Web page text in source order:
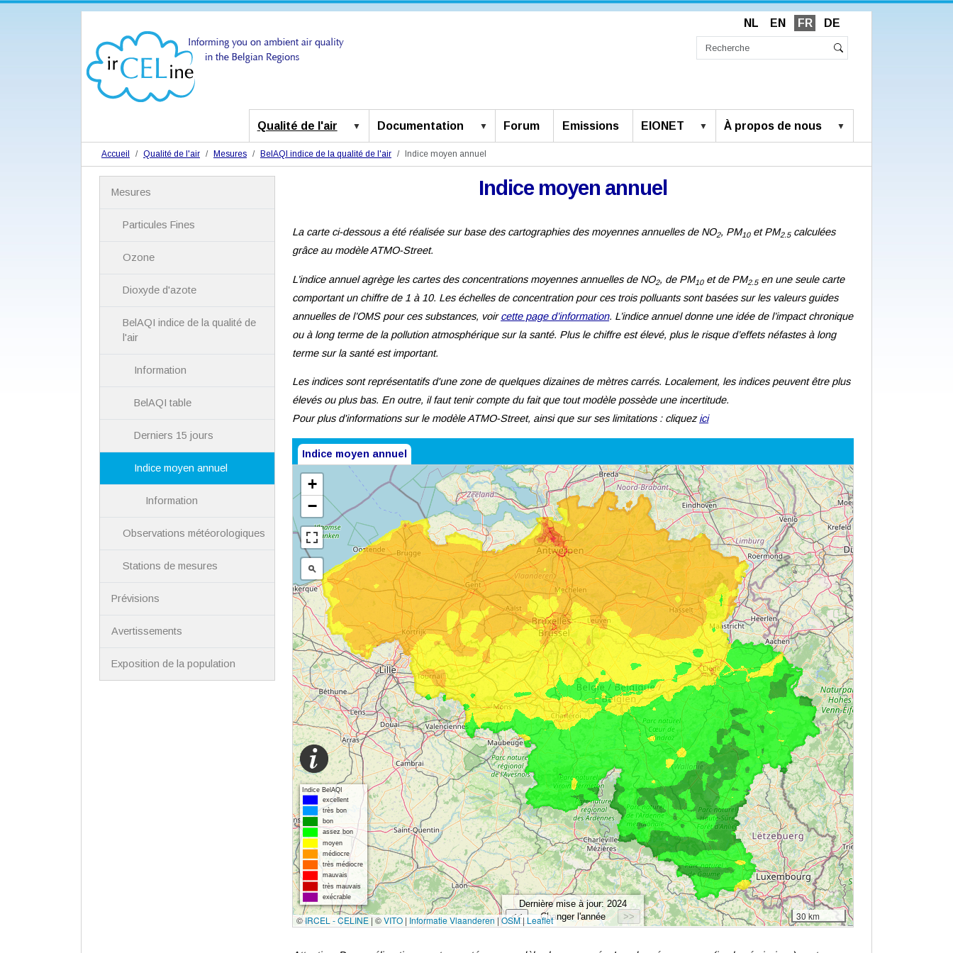
NL EN FR DE
Qualité de l'air Documentation Forum Emissions EIONET À propos de nous
Accueil Qualité de l'air Mesures BelAQI indice de la qualité de l'air Indice moyen annuel
Indice moyen annuel
La carte ci-dessous a été réalisée sur base des cartographies des moyennes annuelles de NO2, PM10et PM2.5calculées
grâce au modèle ATMO-Street.
L’indice annuel agrège les cartes des concentrations moyennes annuelles de NO2, de PM10et de PM2.5en une seule carte
comportant un chiffre de 1 à 10. Les échelles de concentration pour ces trois polluants sont basées sur les valeurs guides
annuelles de l’OMS pour ces substances, voircette page d’information. L’indice annuel donne une idée de l’impact chronique
ou à long terme de la pollution atmosphérique sur la santé. Plus le chiffre est élevé, plus le risque d’effets néfastes à long
terme sur la santé est important.
Les indices sont représentatifs d'une zone de quelques dizaines de mètres carrés. Localement, les indices peuvent être plus
élevés ou plus bas. En outre, il faut tenir compte du fait que tout modèle possède une incertitude.
Pour plus d'informations sur le modèle ATMO-Street, ainsi que sur ses limitations : cliquezici
Indice moyen annuel
Mesures
Particules Fines
Ozone
Dioxyde d'azote
BelAQI indice de la qualité de
l'air
Information
BelAQI table
Derniers 15 jours
Indice moyen annuel
Information
Observations météorologiques
Stations de mesures
Prévisions
Avertissements
Exposition de la population